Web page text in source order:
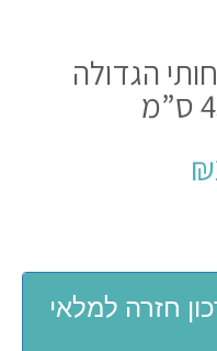
הגדולה
₪
חזרה למלאי